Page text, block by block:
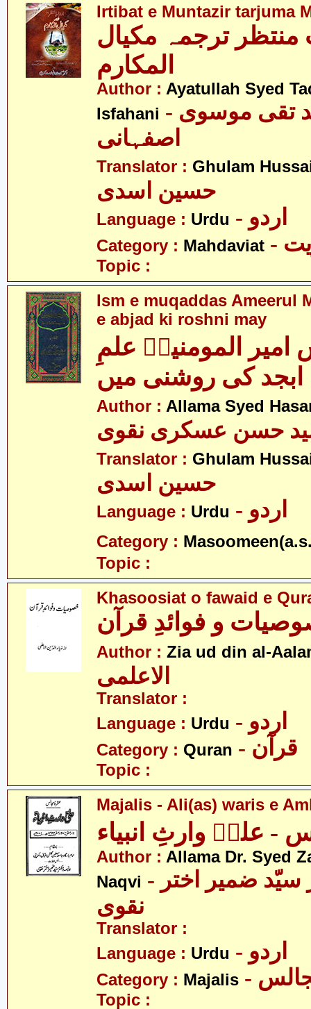
Irtibat e Muntazir tarjuma
منتظر ترجمہ مکیال
المکارم
Author : Ayatullah Syed
Isfahani - آیت اللہ سید تقی موسوی
اصفہانی
Translator : Ghulam
حسین اسدی
Language : Urdu - اردو
Category : Mahdaviat
Topic :
Ism e muqaddas Ameerul
e abjad ki roshni may
المومنینؑ علمِ
ابجد کی روشنی میں
Author : Allama Syed
حسن عسکری نقوی
Translator : Ghulam
حسین اسدی
Language : Urdu - اردو
Category :
Topic :
Khasoosiat o fawaid e
و فوائدِ قرآن
Author : Zia ud din al-
الاعلمی
Translator :
Language : Urdu - اردو
Category : Quran - قرآن
Topic :
Majalis - Ali(as) waris e
- علیؑ وارثِ انبیاء
Author : Allama Dr. Syed
Naqvi - علامہ ڈاکٹر سیّد ضمیر اختر
نقوی
Translator :
Language : Urdu - اردو
Category : Majalis
Topic :